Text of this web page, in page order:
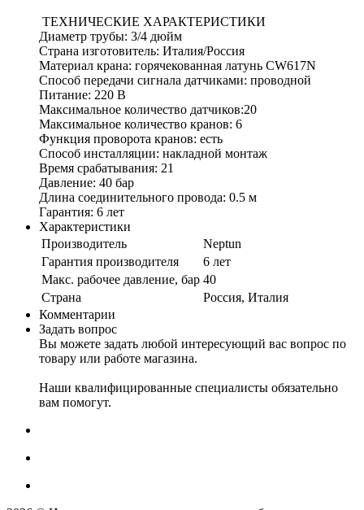
ТЕХНИЧЕСКИЕ ХАРАКТЕРИСТИКИ
Диаметр трубы: 3/4 дюйм
Страна изготовитель: Италия/Россия
Материал крана: горячекованная латунь CW617N
Способ передачи сигнала датчиками: проводной
Питание: 220 В
Максимальное количество датчиков:20
Максимальное количество кранов: 6
Функция проворота кранов: есть
Способ инсталляции: накладной монтаж
Время срабатывания: 21
Давление: 40 бар
Длина соединительного провода: 0.5 м
Гарантия: 6 лет
Характеристики
Производитель
Neptun
Гарантия производителя
6 лет
Макс. рабочее давление, бар 40
Страна
Россия, Италия
Комментарии
Задать вопрос
Вы можете задать любой интересующий вас вопрос по
товару или работе магазина.
Наши квалифицированные специалисты обязательно
вам помогут.